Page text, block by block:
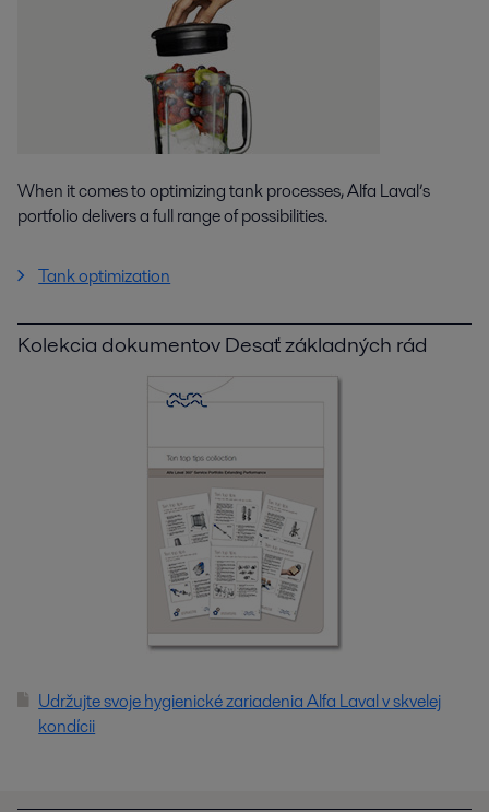
When it comes to optimizing tank processes, Alfa Laval’s
portfolio delivers a full range of possibilities.
Tank optimization
Kolekcia dokumentov Desať základných rád
Udržujte svoje hygienické zariadenia Alfa Laval v skvelej
kondícii